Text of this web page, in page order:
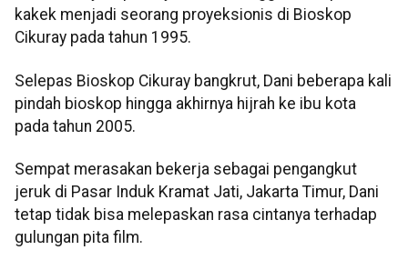
kakek menjadi seorang proyeksionis di Bioskop
Cikuray pada tahun 1995.
Selepas Bioskop Cikuray bangkrut, Dani beberapa kali
pindah bioskop hingga akhirnya hijrah ke ibu kota
pada tahun 2005.
Sempat merasakan bekerja sebagai pengangkut
jeruk di Pasar Induk Kramat Jati, Jakarta Timur, Dani
tetap tidak bisa melepaskan rasa cintanya terhadap
gulungan pita film.